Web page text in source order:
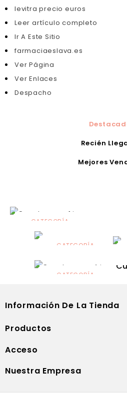
levitra precio euros
Leer artículo completo
Ir A Este Sitio
farmaciaeslava.es
Ver Página
Ver Enlaces
Despacho
Recién
Mejores
CATEGORÍA
Alimentación
infantilCATEGORÍA
Dermocosmética
CATEGORÍA
Información De La Tienda
Productos
Acceso
Nuestra Empresa